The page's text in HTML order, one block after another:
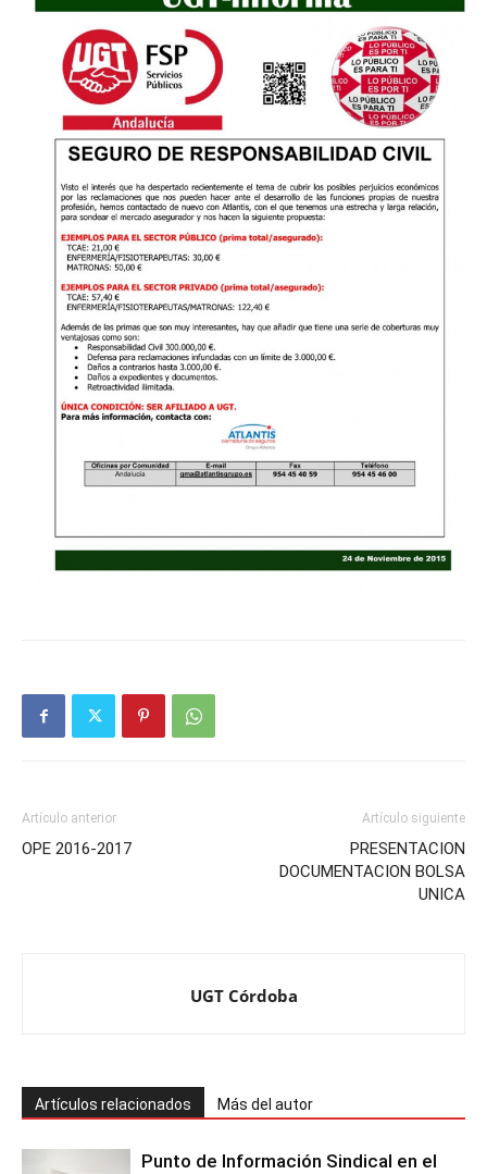
Artículo anterior
OPE 2016-2017
Artículo siguiente
PRESENTACION
DOCUMENTACION BOLSA
UNICA
UGT Córdoba
Artículos relacionados Más del autor
Punto de Información Sindical en el